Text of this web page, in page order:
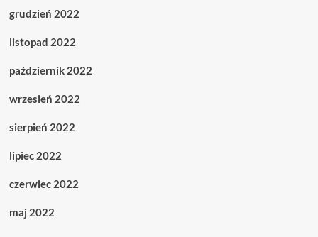
grudzień 2022
listopad 2022
październik 2022
wrzesień 2022
sierpień 2022
lipiec 2022
czerwiec 2022
maj 2022